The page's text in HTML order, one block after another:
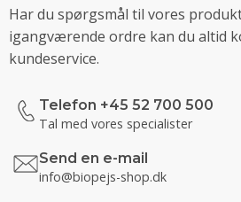
Har du spørgsmål til vores
igangværende ordre kan du altid
kundeservice.
Telefon +45 52 700 500
Tal med vores specialister
Send en e-mail
info@biopejs-shop.dk